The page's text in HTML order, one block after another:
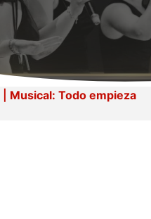
Musical: Todo empieza